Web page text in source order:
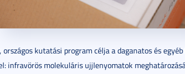
kutatási program célja a daganatos és
infravörös molekuláris ujjlenyomatok